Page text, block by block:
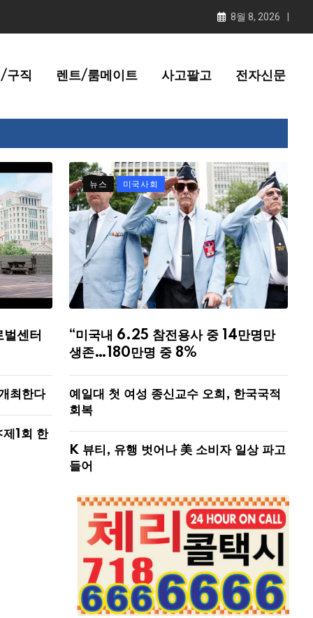
8월 8, 2026
구직 렌트/룸메이트 사고팔고 전자신문
센터
최한다
1회 한
뉴스 미국사회
“미국내 6.25 참전용사 중 14만명만
생존…180만명 중 8%
예일대 첫 여성 종신교수 오희, 한국국적
회복
K 뷰티, 유행 벗어나 美 소비자 일상 파고
들어